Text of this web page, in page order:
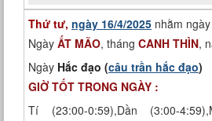
Thứ tư, ngày 16/4/2025 nhằm ngày
Ngày ẤT MÃO, tháng CANH THÌN,
Ngày Hắc đạo (câu trần hắc đạo)
GIỜ TỐT TRONG NGÀY :
Tí (23:00-0:59),Dần (3:00-